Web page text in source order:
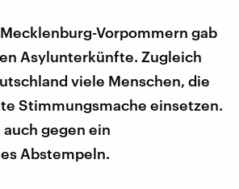
Vorpommern gab
Asylunterkünfte. Zugleich
viele Menschen, die
Stimmungsmache einsetzen.
gegen ein
Abstempeln.